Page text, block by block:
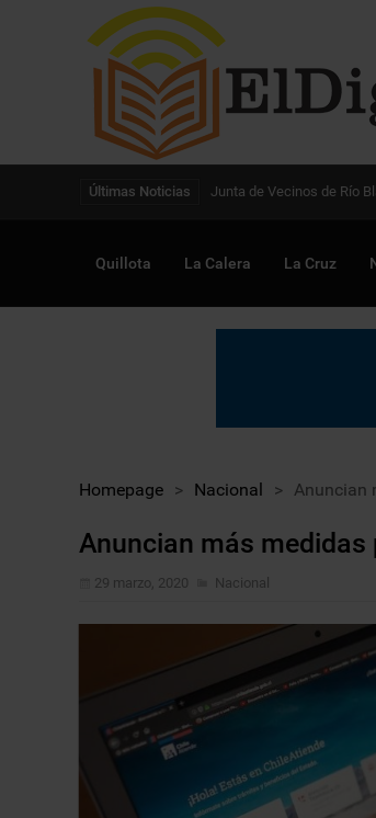
Últimas Noticias Digitalización de la
Quillota La Calera La Cruz
Homepage > Nacional > Anuncian
Anuncian más
29 marzo, 2020 Nacional